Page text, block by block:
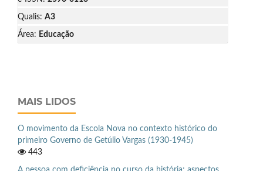
Qualis: A3
Área: Educação
MAIS LIDOS
O movimento da Escola Nova no contexto histórico do
primeiro Governo de Getúlio Vargas (1930-1945)
443